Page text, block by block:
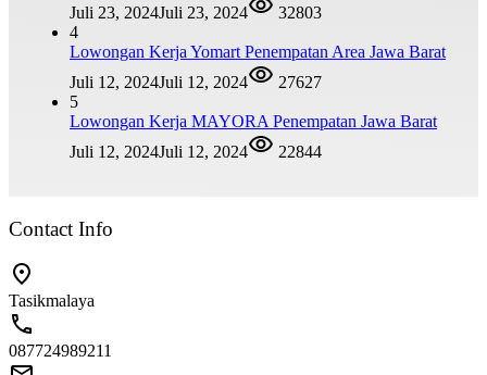
Juli 23, 2024Juli 23, 2024
32803
4
Lowongan Kerja Yomart Penempatan Area Jawa Barat
Juli 12, 2024Juli 12, 2024
27627
5
Lowongan Kerja MAYORA Penempatan Jawa Barat
Juli 12, 2024Juli 12, 2024 22844
Contact Info
Tasikmalaya
087724989211